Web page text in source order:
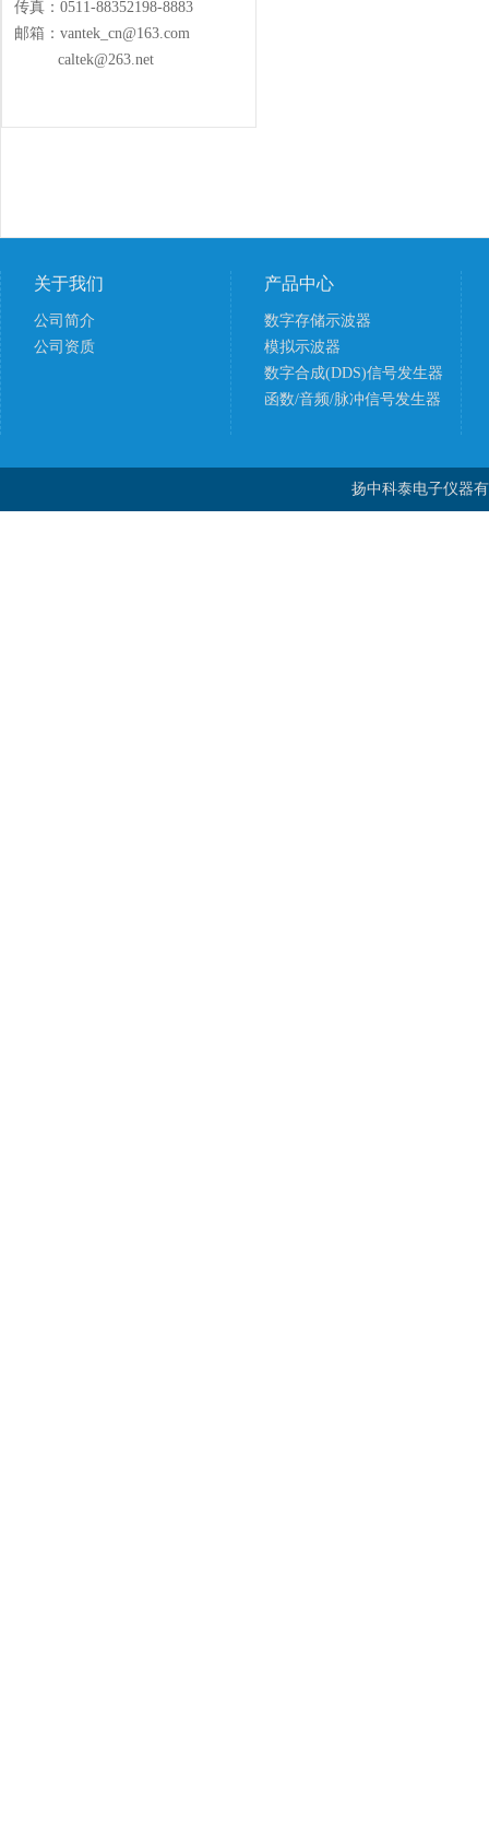
传真：0511-88352198-8883
邮箱：vantek_cn@163.com
caltek@263.net
关于我们
公司简介
公司资质
产品中心
数字存储示波器
模拟示波器
数字合成(DDS)信号发生器
函数/音频/脉冲信号发生器
扬中科泰电子仪器